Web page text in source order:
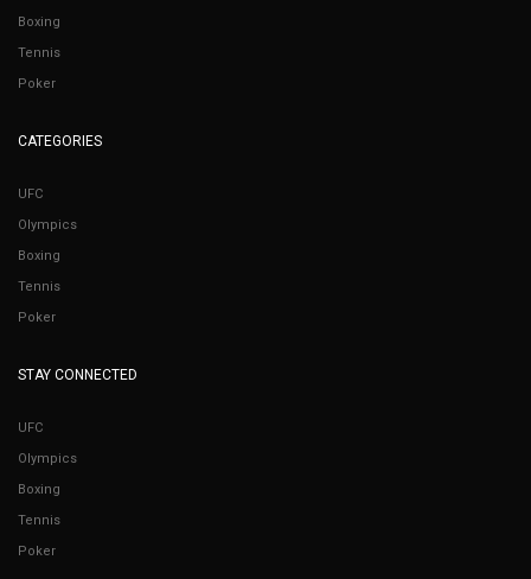
Boxing
Tennis
Poker
CATEGORIES
UFC
Olympics
Boxing
Tennis
Poker
STAY CONNECTED
UFC
Olympics
Boxing
Tennis
Poker